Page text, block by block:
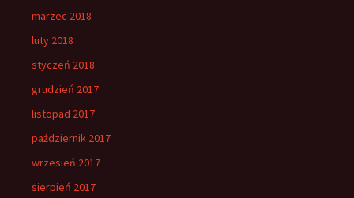
marzec 2018
luty 2018
styczeń 2018
grudzień 2017
listopad 2017
październik 2017
wrzesień 2017
sierpień 2017